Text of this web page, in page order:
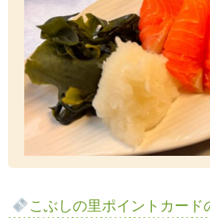
こぶしの里ポイントカード